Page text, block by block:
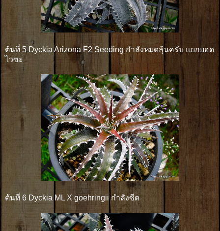
ต้นที่ 5 Dyckia Arizona F2 Seeding กำลังหมดลุ้นครับ แยกยอด
ไวซะ
ต้นที่ 6 Dyckia ML X goehringii กำลังซีด